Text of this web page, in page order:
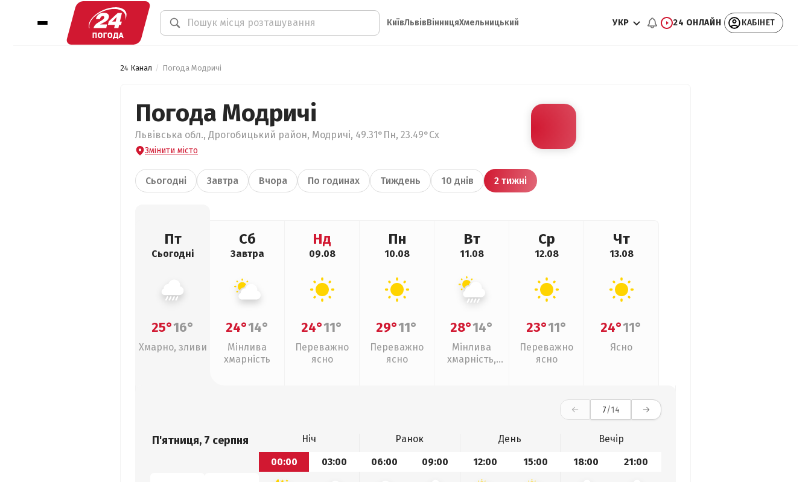
КиївЛьвівВінницяХмельницький УКР 24 ОНЛАЙН КАБІНЕТ
24 Канал Погода Модричі
Погода Модричі
Львівська обл., Дрогобицький район, Модричі, 49.31°Пн, 23.49°Сх
Змінити місто
Сьогодні Завтра Вчора По годинах Тиждень 10 днів 2 тижні
Пт
Сьогодні
25°16°
Хмарно, зливи
Сб
Завтра
24°14°
Мінлива
хмарність
Нд
09.08
24°11°
Переважно
ясно
Пн
10.08
29°11°
Переважно
ясно
Вт
11.08
28°14°
Мінлива
хмарність,
Ср
12.08
23°11°
Переважно
ясно
Чт
13.08
24°11°
Ясно
7/14
П'ятниця, 7 серпня Ніч Ранок День
Вечір
00:00
03:00 06:00 09:00 12:00 15:00 18:00 21:00